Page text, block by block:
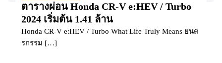
ตารางผ่อน Honda CR-V e:HEV / Turbo
2024 เริ่มต้น 1.41 ล้าน
Honda CR-V e:HEV / Turbo What Life Truly Means ยนต
รกรรม […]